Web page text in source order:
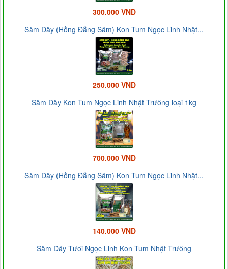
300.000 VND
Sâm Dây (Hồng Đẳng Sâm) Kon Tum Ngọc Linh Nhật...
250.000 VND
Sâm Dây Kon Tum Ngọc Linh Nhật Trường loại 1kg
700.000 VND
Sâm Dây (Hồng Đẳng Sâm) Kon Tum Ngọc Linh Nhật...
140.000 VND
Sâm Dây Tươi Ngọc Linh Kon Tum Nhật Trường